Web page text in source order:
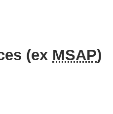
(ex MSAP)